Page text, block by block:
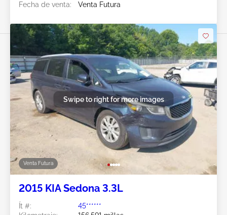
Fecha de venta:
Venta Futura
Venta Futura
Swipe to right for more images
2015 KIA Sedona 3.3L
Ít #:
45******